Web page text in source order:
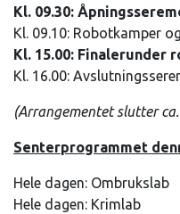
Kl. 09.30:
Kl. 09.10: Robotkamper
Kl. 15.00: Finalerunder
Kl. 16.00:
(Arrangementet slutter
Senterprogrammet
Hele dagen: Ombrukslab
Hele dagen: Krimlab